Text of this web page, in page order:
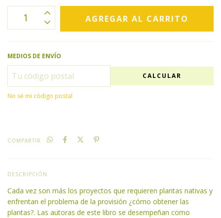
MEDIOS DE ENVÍO
CALCULAR
No sé mi código postal
COMPARTIR
DESCRIPCIÓN
Cada vez son más los proyectos que requieren plantas nativas y
enfrentan el problema de la provisión ¿cómo obtener las
plantas?. Las autoras de este libro se desempeñan como